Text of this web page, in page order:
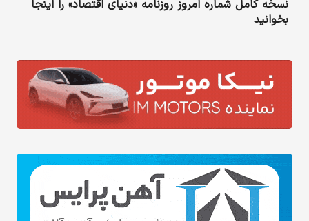
نسخه کامل شماره امروز روزنامه «دنیای‌ اقتصاد» را اینجا
بخوانید